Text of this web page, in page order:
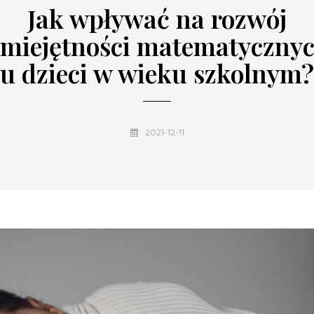
Jak wpływać na rozwój
u dzieci w wieku szkolnym?
2021-12-11